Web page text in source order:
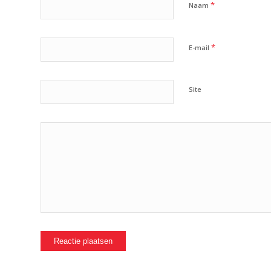
Naam *
E-mail *
Site